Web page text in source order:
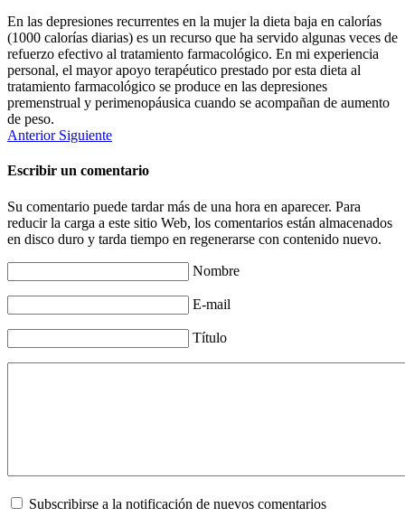
En las depresiones recurrentes en la mujer la dieta baja en calorías
(1000 calorías diarias) es un recurso que ha servido algunas veces de
refuerzo efectivo al tratamiento farmacológico. En mi experiencia
personal, el mayor apoyo terapéutico prestado por esta dieta al
tratamiento farmacológico se produce en las depresiones
premenstrual y perimenopáusica cuando se acompañan de aumento
de peso.
Anterior Siguiente
Escribir un comentario
Su comentario puede tardar más de una hora en aparecer. Para
reducir la carga a este sitio Web, los comentarios están almacenados
en disco duro y tarda tiempo en regenerarse con contenido nuevo.
Nombre
E-mail
Título
Subscribirse a la notificación de nuevos comentarios